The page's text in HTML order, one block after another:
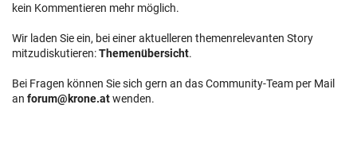
kein Kommentieren mehr möglich.
Wir laden Sie ein, bei einer aktuelleren themenrelevanten Story
mitzudiskutieren:Themenübersicht.
Bei Fragen können Sie sich gern an das Community-Team per Mail
an forum@krone.atwenden.